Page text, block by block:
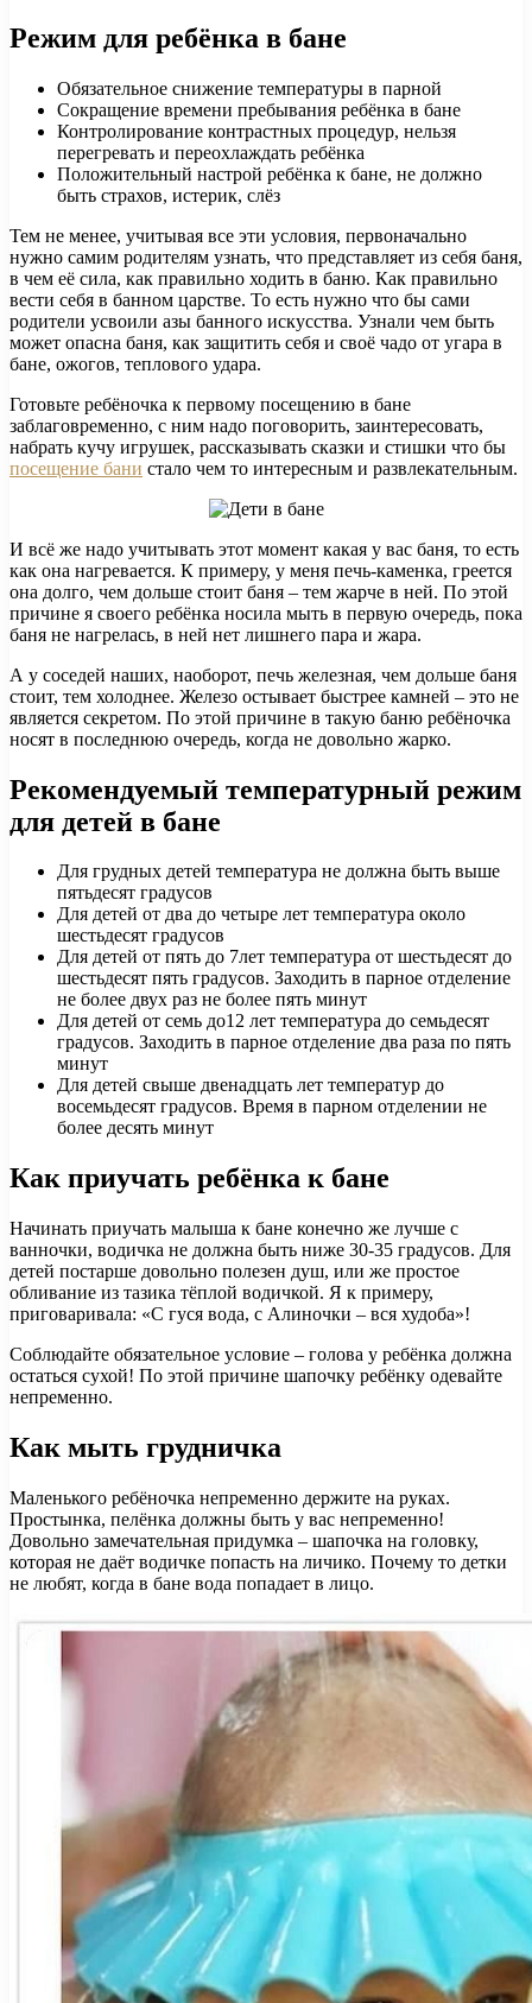
Режим для ребёнка в бане
Обязательное снижение температуры в парной
Сокращение времени пребывания ребёнка в бане
Контролирование контрастных процедур, нельзя
перегревать и переохлаждать ребёнка
Положительный настрой ребёнка к бане, не должно
быть страхов, истерик, слёз
Тем не менее, учитывая все эти условия, первоначально
нужно самим родителям узнать, что представляет из себя баня,
в чем её сила, как правильно ходить в баню. Как правильно
вести себя в банном царстве. То есть нужно что бы сами
родители усвоили азы банного искусства. Узнали чем быть
может опасна баня, как защитить себя и своё чадо от угара в
бане, ожогов, теплового удара.
Готовьте ребёночка к первому посещению в бане
заблаговременно, с ним надо поговорить, заинтересовать,
набрать кучу игрушек, рассказывать сказки и стишки что бы
посещение бани стало чем то интересным и развлекательным.
И всё же надо учитывать этот момент какая у вас баня, то есть
как она нагревается. К примеру, у меня печь-каменка, греется
она долго, чем дольше стоит баня – тем жарче в ней. По этой
причине я своего ребёнка носила мыть в первую очередь, пока
баня не нагрелась, в ней нет лишнего пара и жара.
А у соседей наших, наоборот, печь железная, чем дольше баня
стоит, тем холоднее. Железо остывает быстрее камней – это не
является секретом. По этой причине в такую баню ребёночка
носят в последнюю очередь, когда не довольно жарко.
Рекомендуемый температурный режим
для детей в бане
Для грудных детей температура не должна быть выше
пятьдесят градусов
Для детей от два до четыре лет температура около
шестьдесят градусов
Для детей от пять до 7лет температура от шестьдесят до
шестьдесят пять градусов. Заходить в парное отделение
не более двух раз не более пять минут
Для детей от семь до12 лет температура до семьдесят
градусов. Заходить в парное отделение два раза по пять
минут
Для детей свыше двенадцать лет температур до
восемьдесят градусов. Время в парном отделении не
более десять минут
Как приучать ребёнка к бане
Начинать приучать малыша к бане конечно же лучше с
ванночки, водичка не должна быть ниже 30-35 градусов. Для
детей постарше довольно полезен душ, или же простое
обливание из тазика тёплой водичкой. Я к примеру,
приговаривала: «С гуся вода, с Алиночки – вся худоба»!
Соблюдайте обязательное условие – голова у ребёнка должна
остаться сухой! По этой причине шапочку ребёнку одевайте
непременно.
Как мыть грудничка
Маленького ребёночка непременно держите на руках.
Простынка, пелёнка должны быть у вас непременно!
Довольно замечательная придумка – шапочка на головку,
которая не даёт водичке попасть на личико. Почему то детки
не любят, когда в бане вода попадает в лицо.